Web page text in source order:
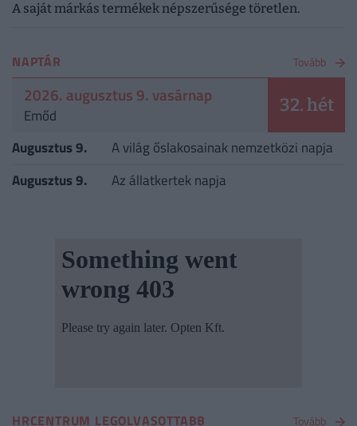
A saját márkás termékek népszerűsége töretlen.
NAPTÁR Tovább
2026. augusztus 9. vasárnap
Emőd 32. hét
Augusztus 9.
A világ őslakosainak nemzetközi napja
Augusztus 9.
Az állatkertek napja
HRCENTRUM LEGOLVASOTTABB Tovább